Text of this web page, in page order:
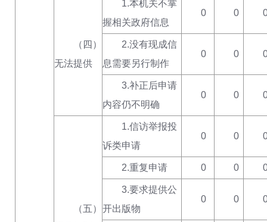
（四）
无法提供
1.本机关不掌
握相关政府信息
0 0
2.没有现成信
息需要另行制作
0 0
3.补正后申请
内容仍不明确
0 0
（五）
1.信访举报投
诉类申请
0 0
2.重复申请 0 0
3.要求提供公
开出版物
0 0